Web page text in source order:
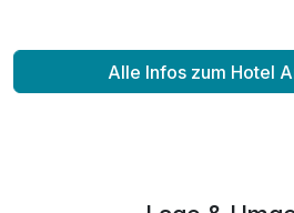
Alle Infos zum Hotel